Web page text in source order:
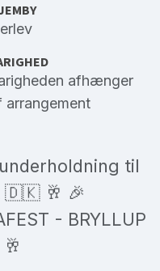
afhænger
arrangement
til
🇩🇰 🥂 🎉
- BRYLLUP